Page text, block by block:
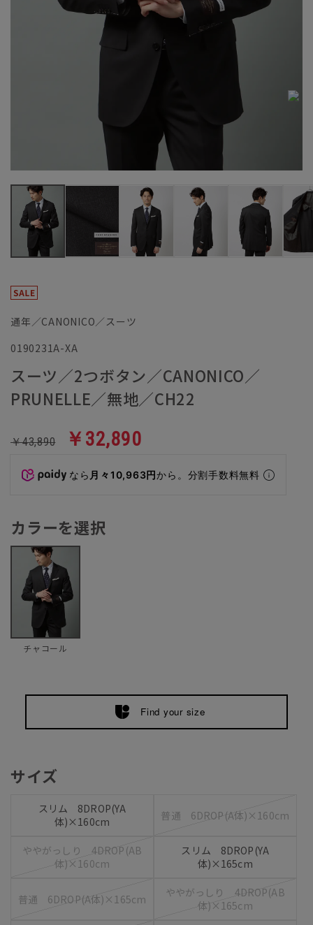
通年／CANONICO／スーツ
0190231A-XA
スーツ／2つボタン／CANONICO／
PRUNELLE／無地／CH22
￥43,890 ￥32,890
なら 月々10,963円から。分割手数料無料
カラーを選択
チャコール
Find your size
サイズ
スリム 8DROP(YA
体)×160cm
普通 6DROP(A体)×160cm
ややがっしり 4DROP(AB
体)×160cm
スリム 8DROP(YA
体)×165cm
普通 6DROP(A体)×165cm
ややがっしり 4DROP(AB
体)×165cm